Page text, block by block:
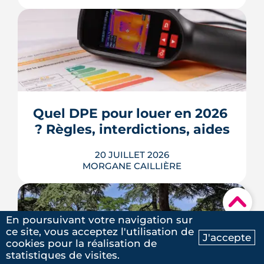
Ma recherche Contactez-nous
▾
Écoles, base de loisirs, transports,
projets urbains et prix au m2 : le guide
3e ville de Haute-Garonne.
LIRE L'ARTICLE
Quel DPE pour louer en 2026
? Règles, interdictions, aides
20 JUILLET 2026
MORGANE CAILLIÈRE
En 2026, un logement doit être classé
au moins F au DPE pour être loué en
métropole, et la barre montera à E en
2028. Le nouveau mode de calcul
En poursuivant votre navigation sur
ce site, vous acceptez l'utilisation de
cookies pour la réalisation de
statistiques de visites.
J'accepte